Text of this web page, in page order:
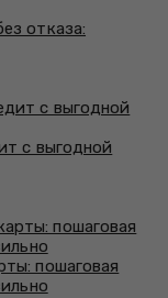
отказа:
с выгодной
пошаговая